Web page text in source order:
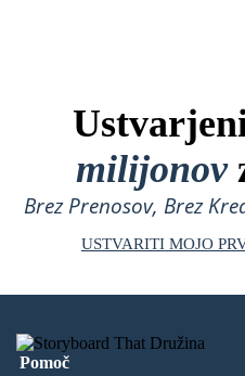
milijonov
Brez Prenosov, Brez
USTVARITI MOJO
Pomoč